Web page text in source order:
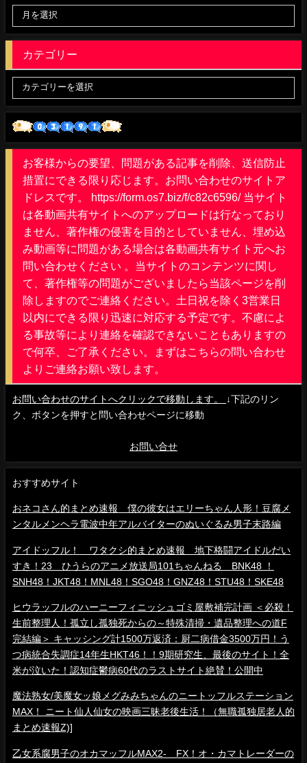
カテゴリー
お客様からの要望、問題がある記事を削除、送信防止
措置にできる限り応じます。お問い合わせのサイトア
ドレスです。 https://form.os7.biz/f/c82c6596/ 当サイト
は各動画共有サイトへのアップロードは行なっており
ません、著作権の侵害を目的としていません、埋め込
み動画等に問題がある場合は各動画共有サイト元へお
問い合わせください 。当サイトのコンテンツに関し
て、著作権等の問題がございましたら当該ページを削
除しますのでご連絡ください。土日祝を除く3営業日
以内にできる限り迅速に対応する予定です。不慮によ
る事故等により連絡を確認できないこともありますの
で何卒、ご了承ください。まずはこちらの問い合わせ
よりご連絡お願い致します。
お問い合わせのサイトへクリックで移動します。
↓下記のリン
ク、ボタンを押すと問い合わせページに移動
お問い合せ
おすすめサイト
おネコさん的まとめ速報 僕の彼女はエリーちゃん人形！豆腐メ
ンタルメンヘラ電波中年アルバイターのぬいぐるみ男子末路編
アイドッフル！ ワタクシ的まとめ速報 地下格闘アイドルだい
すき！23 ひうらのアニメ放送局101ちゃんねる BNK48 ！
SNH48！JKT48！MNL48！SGO48！GNZ48！STU48！SKE48
ヒウラッフルのハーニーフィニッシュゴミ屋敷補完計画 ＜必殺！
生前整理人！孤立し孤独死からの～特殊清掃・遺品整理への道F
完結編＞ キャッシング計1500万返済：厨二病借金3500万円！う
つ病統合失調症14年生HKT46！！9期研究生、最後のサイト！全
米が泣いた！認知症鬱病60代のラストサイト絶賛！公開中
魔法熟女/美魔女ッ娘メグみみちゃんのニートッフルステーション
MAX！ ニート仙人仙女の映画三昧老後生活！（無職孤独居老人的
まとめ速報Z)]
乙女系腐男子のオカマッフルMAX2- FX！オ・カマトレーダーの